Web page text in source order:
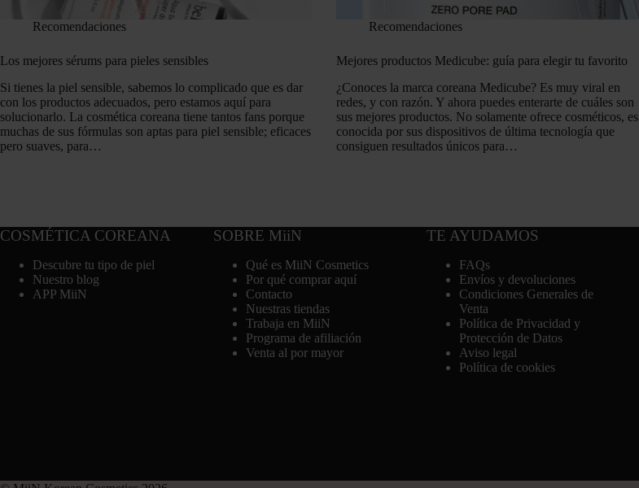
Recomendaciones
Los mejores sérums para pieles sensibles
Si tienes la piel sensible, sabemos lo complicado que es dar
con los productos adecuados, pero estamos aquí para
solucionarlo. La cosmética coreana tiene tantos fans porque
muchas de sus fórmulas son aptas para piel sensible; eficaces
pero suaves, para…
Recomendaciones
Mejores productos Medicube: guía para elegir tu favorito
¿Conoces la marca coreana Medicube? Es muy viral en
redes, y con razón. Y ahora puedes enterarte de cuáles son
sus mejores productos. No solamente ofrece cosméticos, es
conocida por sus dispositivos de última tecnología que
consiguen resultados únicos para…
COSMÉTICA COREANA
Descubre tu tipo de piel
Nuestro blog
APP MiiN
SOBRE MiiN
Qué es MiiN Cosmetics
Por qué comprar aquí
Contacto
Nuestras tiendas
Trabaja en MiiN
Programa de afiliación
Venta al por mayor
TE AYUDAMOS
FAQs
Envíos y devoluciones
Condiciones Generales de
Venta
Política de Privacidad y
Protección de Datos
Aviso legal
Política de cookies